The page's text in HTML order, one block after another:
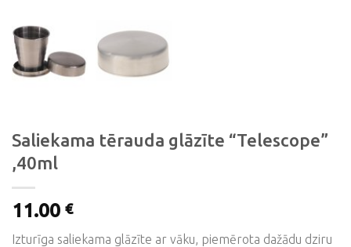
Saliekama tērauda glāzīte “Telescope”
,40ml
11.00 €
Izturīga saliekama glāzīte ar vāku, piemērota dažādu dziru